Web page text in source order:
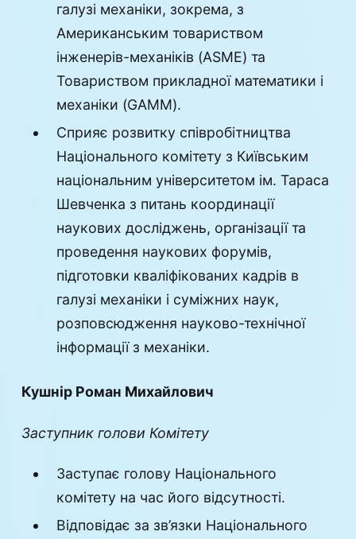
галузі механіки, зокрема, з
Американським товариством
інженерів-механіків (ASME) та
Товариством прикладної математики і
механіки (GAMM).
Сприяє розвитку співробітництва
Національного комітету з Київським
національним університетом ім. Тараса
Шевченка з питань координації
наукових досліджень, організації та
проведення наукових форумів,
підготовки кваліфікованих кадрів в
галузі механіки і суміжних наук,
розповсюдження науково-технічної
інформації з механіки.
Кушнір Роман Михайлович
Заступник голови Комітету
Заступає голову Національного
комітету на час його відсутності.
Відповідає за зв’язки Національного